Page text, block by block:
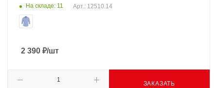
На складе: 11 Арт.: 12510.14
2 390 ₽/шт
ЗАКАЗАТЬ